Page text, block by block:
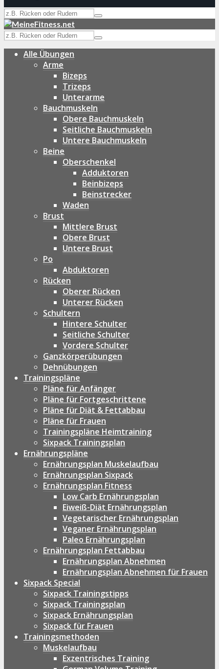
Alle Übungen
Arme
Bizeps
Trizeps
Unterarme
Bauchmuskeln
Obere Bauchmuskeln
Seitliche Bauchmuskeln
Untere Bauchmuskeln
Beine
Oberschenkel
Adduktoren
Beinbizeps
Beinstrecker
Waden
Brust
Mittlere Brust
Obere Brust
Untere Brust
Po
Abduktoren
Rücken
Oberer Rücken
Unterer Rücken
Schultern
Hintere Schulter
Seitliche Schulter
Vordere Schulter
Ganzkörperübungen
Dehnübungen
Trainingspläne
Pläne für Anfänger
Pläne für Fortgeschrittene
Pläne für Diät & Fettabbau
Pläne für Frauen
Trainingspläne Heimtraining
Sixpack Trainingsplan
Ernährungspläne
Ernährungsplan Muskelaufbau
Ernährungsplan Sixpack
Ernährungsplan Fitness
Low Carb Ernährungsplan
Eiweiß-Diät Ernährungsplan
Vegetarischer Ernährungsplan
Veganer Ernährungsplan
Paleo Ernährungsplan
Ernährungsplan Fettabbau
Ernährungsplan Abnehmen
Ernährungsplan Abnehmen für Frauen
Sixpack Special
Sixpack Trainingstipps
Sixpack Trainingsplan
Sixpack Ernährungsplan
Sixpack für Frauen
Trainingsmethoden
Muskelaufbau
Exzentrisches Training